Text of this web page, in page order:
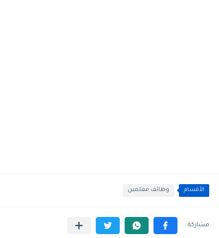
الأقسام وظائف معلمين